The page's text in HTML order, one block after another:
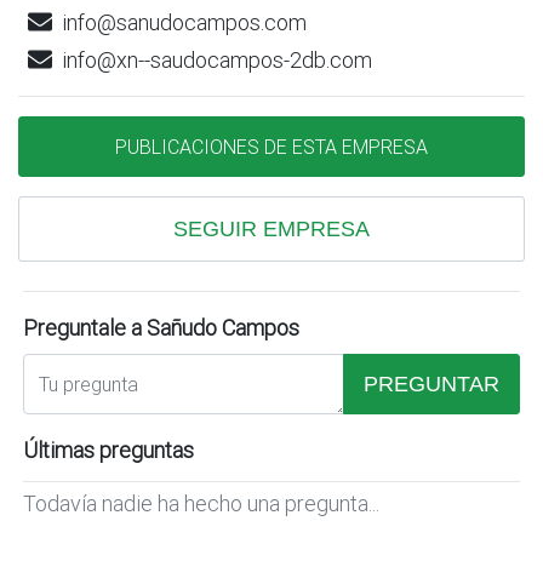
info@sanudocampos.com
info@xn--saudocampos-2db.com
PUBLICACIONES DE ESTA EMPRESA
SEGUIR EMPRESA
Preguntale a Sañudo Campos
PREGUNTAR
Últimas preguntas
Todavía nadie ha hecho una pregunta...